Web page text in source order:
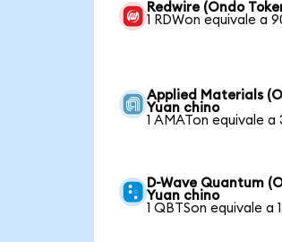
Redwire (Ondo
1 RDWon equivale a
Applied Materials
Yuan chino
1 AMATon equivale a
D-Wave Quantum
Yuan chino
1 QBTSon equivale a